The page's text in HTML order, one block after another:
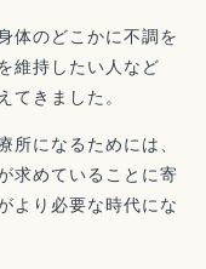
体のどこかに不調を
維持したい人など
てきました。
所になるためには、
求めていることに寄
より必要な時代にな